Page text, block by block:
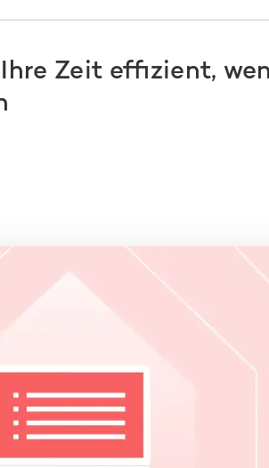
Zeit effizient,